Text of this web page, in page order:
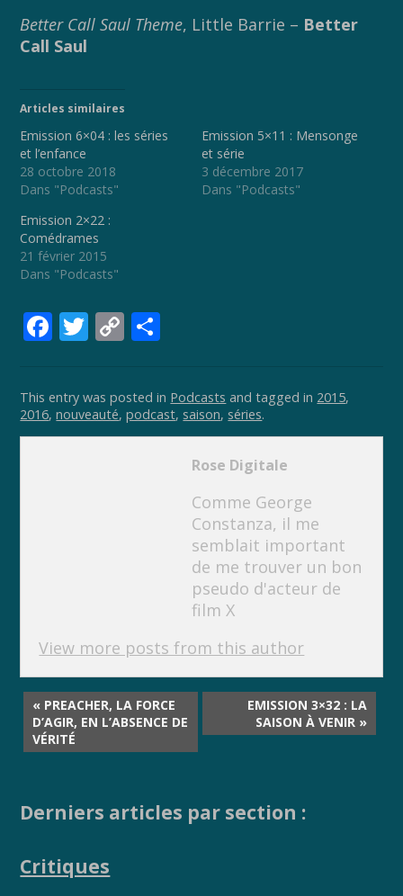
Better Call Saul Theme, Little Barrie – Better
Call Saul
Articles similaires
Emission 6×04 : les séries
et l’enfance
28 octobre 2018
Dans "Podcasts"
Emission 5×11 : Mensonge
et série
3 décembre 2017
Dans "Podcasts"
Emission 2×22 :
Comédrames
21 février 2015
Dans "Podcasts"
F
e
b
o
T
er
C
p
y
Li
ta
g
er
This entry was posted in Podcasts and tagged in 2015,
2016,nouveauté,podcast, saison, séries.
Rose Digitale
Comme George
Constanza, il me
semblait important
de me trouver un bon
pseudo d'acteur de
film X
View more posts from this author
« PREACHER, LA FORCE
D’AGIR, EN L’ABSENCE DE
VÉRITÉ
EMISSION 3×32 : LA
SAISON À VENIR »
Derniers articles par section :
Critiques